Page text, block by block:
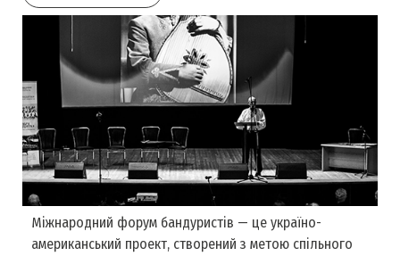
Міжнародний форум бандуристів — це україно-
американський проект, створений з метою спільного